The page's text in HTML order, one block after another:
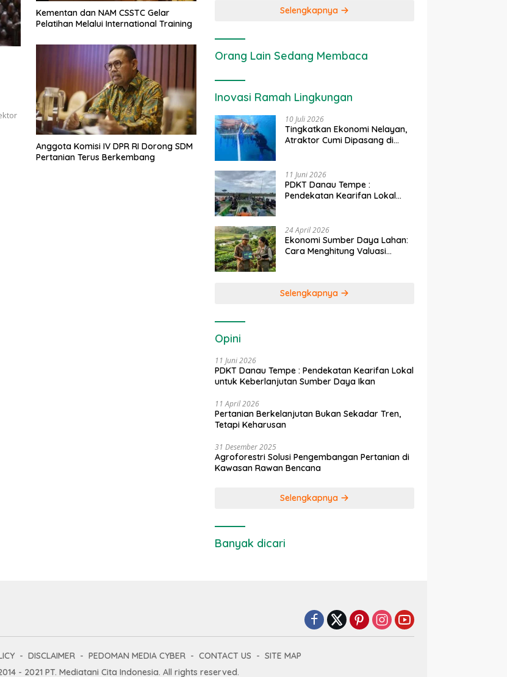
Kementan dan NAM CSSTC Gelar
Pelatihan Melalui International Training
Anggota Komisi IV DPR RI Dorong SDM
Pertanian Terus Berkembang
Selengkapnya
Orang Lain Sedang Membaca
Inovasi Ramah Lingkungan
10 Juli 2026
Tingkatkan Ekonomi Nelayan,
Atraktor Cumi Dipasang di
11 Juni 2026
PDKT Danau Tempe :
Pendekatan Kearifan Lokal
24 April 2026
Ekonomi Sumber Daya Lahan:
Cara Menghitung Valuasi
Selengkapnya
Opini
11 Juni 2026
PDKT Danau Tempe : Pendekatan Kearifan Lokal
untuk Keberlanjutan Sumber Daya Ikan
11 April 2026
Pertanian Berkelanjutan Bukan Sekadar Tren,
Tetapi Keharusan
31 Desember 2025
Agroforestri Solusi Pengembangan Pertanian di
Kawasan Rawan Bencana
Selengkapnya
Banyak dicari
DISCLAIMER PEDOMAN MEDIA CYBER CONTACT US
SITE MAP
- 2021 PT. Mediatani Cita Indonesia. All rights reserved.